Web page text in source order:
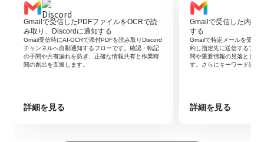
はじめに、Googleフォーム、Google スプレッドシー
ト、GmailをYoomと連携します。
次に、トリガーでGoogleフォームを選択し、「フォーム
に回答が送信されたら」というアクションを設定します。
続いて、オペレーションでGoogle スプレッドシートの
「レコードを追加する」アクションを設定し、フォームの
ションを設定し、関係者へ通知メールを自動で送信しま
す。
Gmailで受信したPDFファイルをOCRで読
み取り、Discordに通知する
Gmail受信時にAI-OCRで添付PDFを読み取りDiscord
チャンネルへ自動通知するフローです。確認・転記
の手間や共有漏れを防ぎ、正確な情報共有と作業時
間の創出を支援します。
詳細を見る
Gmailで受信した内容
する
Gmailで特定メールを受信
約し指定先に送信するフロ
間や重要情報の見落としを
す。さらにキーワード設定
詳細を見る